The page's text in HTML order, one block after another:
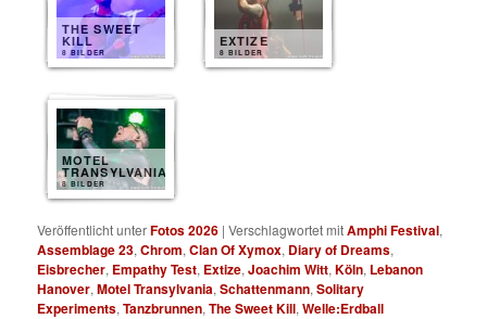
THE SWEET
KILL
8 BILDER
EXTIZE
8 BILDER
MOTEL
TRANSYLVANIA
8 BILDER
Veröffentlicht unterFotos 2026 |Verschlagwortet mitAmphi Festival,
Assemblage 23,Chrom,Clan Of Xymox, Diary of Dreams,
Eisbrecher, Empathy Test, Extize,Joachim Witt,Köln, Lebanon
Hanover,Motel Transylvania,Schattenmann,Solitary
Experiments,Tanzbrunnen,The Sweet Kill,Welle:Erdball